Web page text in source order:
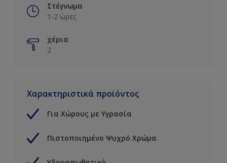
Στέγνωμα
1-2 ώρες
χέρια
2
Χαρακτηριστικά προϊόντος
Για Χώρους με Υγρασία
Πιστοποιημένο Ψυχρό Χρώμα